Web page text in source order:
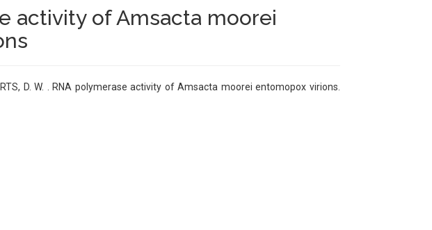
activity of Amsacta moorei
D. W. . RNA polymerase activity of Amsacta moorei entomopox virions.